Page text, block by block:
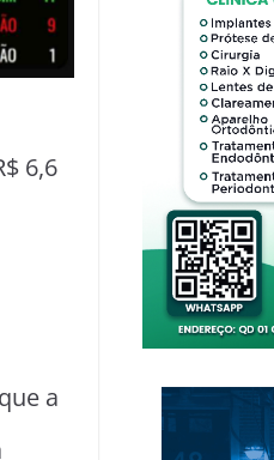
6,6
a